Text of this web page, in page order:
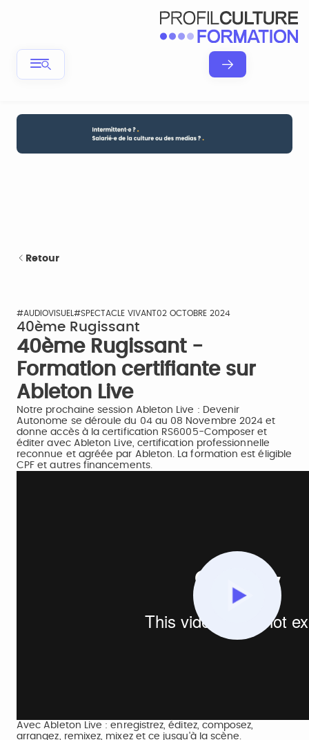
Retour
#AUDIOVISUEL #SPECTACLE VIVANT02 OCTOBRE 2024
40ème Rugissant
40ème Rugissant -
Formation certifiante sur
Ableton Live
Notre prochaine session Ableton Live : Devenir
Autonome se déroule du 04 au 08 Novembre 2024 et
donne accès à la certification RS6005-Composer et
éditer avec Ableton Live, certification professionnelle
reconnue et agréée par Ableton. La formation est éligible
CPF et autres financements.
Avec Ableton Live : enregistrez, éditez, composez,
arrangez, remixez, mixez et ce jusqu'à la scène.